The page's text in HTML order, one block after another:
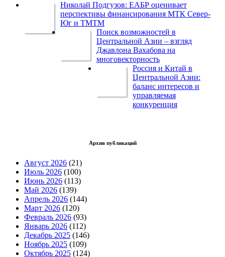
Николай Подгузов: ЕАБР оценивает
перспективы финансирования МТК Север-
Юг и ТМТМ
Поиск возможностей в
Центральной Азии – взгляд
Джавлона Вахабова на
многовекторность
Россия и Китай в
Центральной Азии:
баланс интересов и
управляемая
конкуренция
Архив публикаций
Август 2026 (21)
Июль 2026 (100)
Июнь 2026 (113)
Май 2026 (139)
Апрель 2026 (144)
Март 2026 (120)
Февраль 2026 (93)
Январь 2026 (112)
Декабрь 2025 (146)
Ноябрь 2025 (109)
Октябрь 2025 (124)